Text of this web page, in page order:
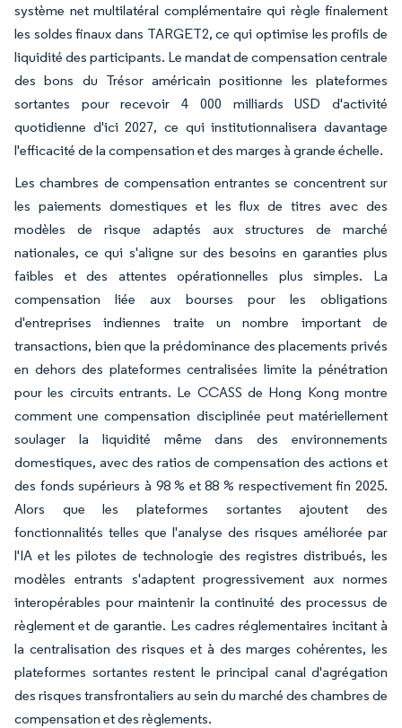
système net multilatéral complémentaire qui règle finalement
les soldes finaux dans TARGET2, ce qui optimise les profils de
liquidité des participants. Le mandat de compensation centrale
des bons du Trésor américain positionne les plateformes
sortantes pour recevoir 4 000 milliards USD d'activité
quotidienne d'ici 2027, ce qui institutionnalisera davantage
l'efficacité de la compensation et des marges à grande échelle.
Les chambres de compensation entrantes se concentrent sur
les paiements domestiques et les flux de titres avec des
modèles de risque adaptés aux structures de marché
nationales, ce qui s'aligne sur des besoins en garanties plus
faibles et des attentes opérationnelles plus simples. La
compensation liée aux bourses pour les obligations
d'entreprises indiennes traite un nombre important de
transactions, bien que la prédominance des placements privés
en dehors des plateformes centralisées limite la pénétration
pour les circuits entrants. Le CCASS de Hong Kong montre
comment une compensation disciplinée peut matériellement
soulager la liquidité même dans des environnements
domestiques, avec des ratios de compensation des actions et
des fonds supérieurs à 98 % et 88 % respectivement fin 2025.
Alors que les plateformes sortantes ajoutent des
fonctionnalités telles que l'analyse des risques améliorée par
l'IA et les pilotes de technologie des registres distribués, les
modèles entrants s'adaptent progressivement aux normes
interopérables pour maintenir la continuité des processus de
règlement et de garantie. Les cadres réglementaires incitant à
la centralisation des risques et à des marges cohérentes, les
plateformes sortantes restent le principal canal d'agrégation
des risques transfrontaliers au sein du marché des chambres de
compensation et des règlements.